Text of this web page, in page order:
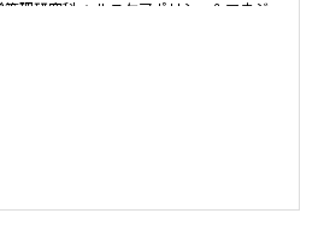
理研究科 ヘルスケアポリシー＆マネジ
締役 / 国内企業暗号資産事業顧問 / 暗
/ 暗号資産投資アナリスト / Fintechコ
公式アーティスト /YouTuber
レビ東京モーニングサテライト出演